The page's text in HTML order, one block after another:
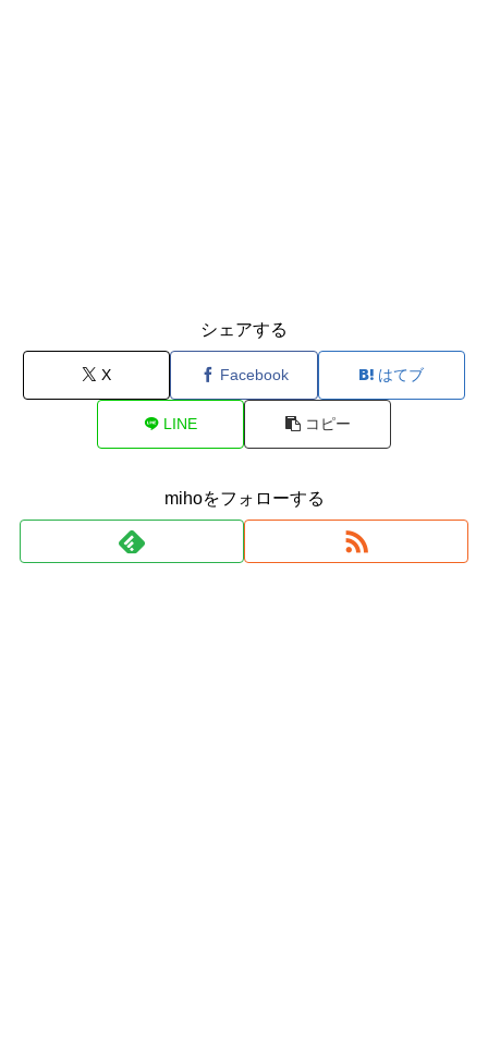
シェアする
X Facebook はてブ
LINE コピー
mihoをフォローする